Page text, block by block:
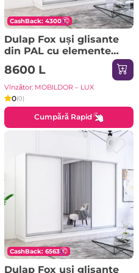
CashBack: 4300
Dulap Fox uși glisante
din PAL cu elemente
din oglindă
(200x60x210H cm) Alb
8600 L
Vînzător: MOBILDOR – LUX
0(0)
Cumpără Rapid
CashBack: 6563
Dulap Fox uși glisante